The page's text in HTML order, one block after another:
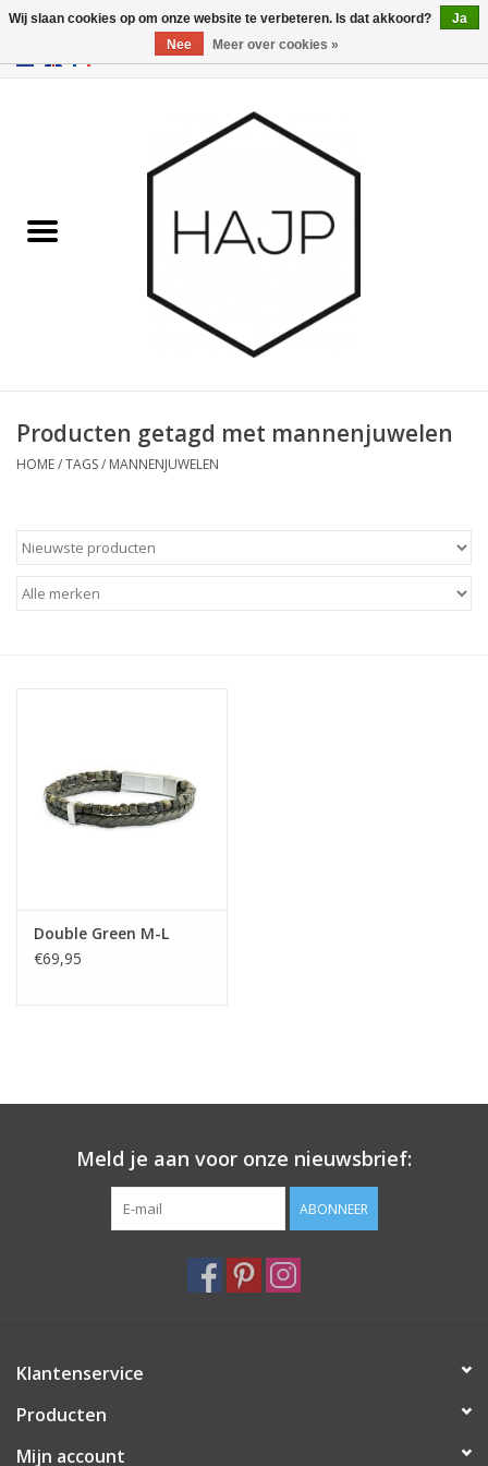
GBP/USD
Gadgets
Merken
Producten getagd met mannenjuwelen
HOME/TAGS/ MANNENJUWELEN
Double Green M-L
€69,95
Meld je aan voor onze nieuwsbrief:
ABONNEER
Klantenservice
Producten
Mijn account
Wij slaan cookies op om onze website te verbeteren. Is dat akkoord?
Ja
Nee
Meer over cookies »